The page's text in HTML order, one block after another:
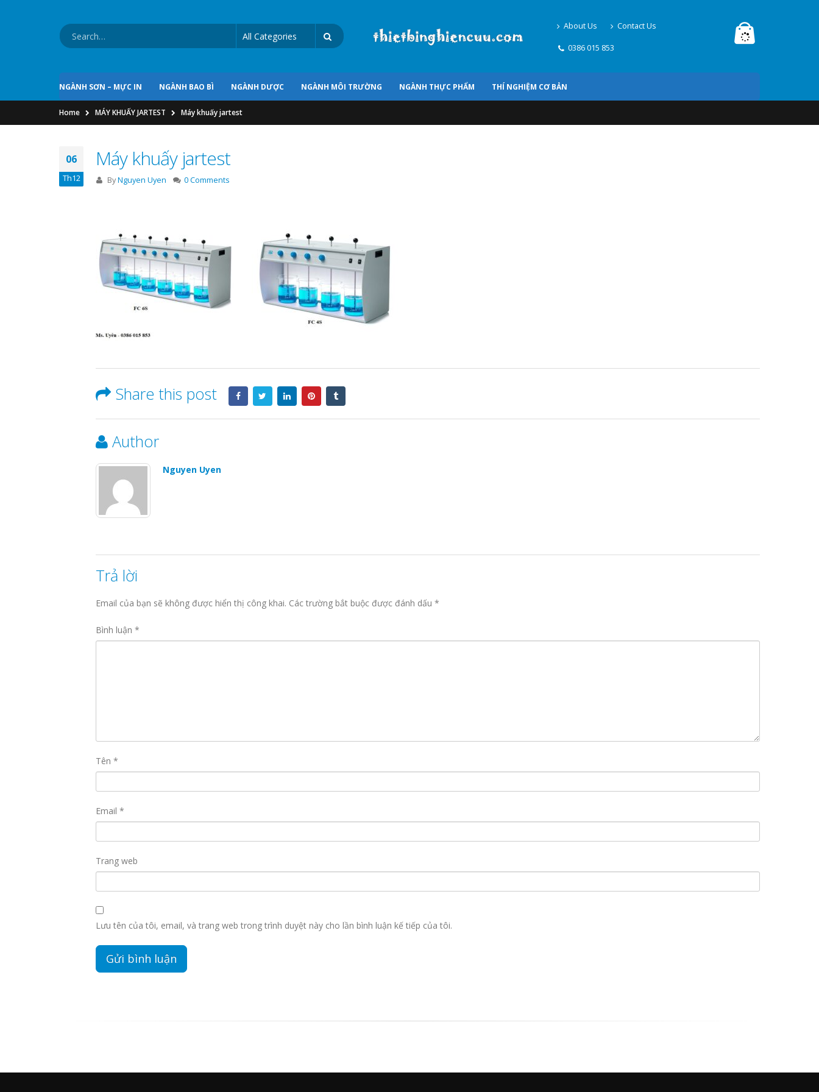
About Us Contact Us
0386 015 853
NGÀNH SƠN – MỰC IN NGÀNH BAO BÌ NGÀNH DƯỢC NGÀNH MÔI TRƯỜNG NGÀNH THỰC PHẨM THÍ NGHIỆM CƠ BẢN
Home MÁY KHUẤY JARTEST Máy khuấy jartest
06
Th12
Máy khuấy jartest
ByNguyen Uyen 0 Comments
Share this post
Author
Nguyen Uyen
Trả lời
Email của bạn sẽ không được hiển thị công khai. Các trường bắt buộc được đánh dấu *
Bình luận *
Tên *
Email *
Trang web
Lưu tên của tôi, email, và trang web trong trình duyệt này cho lần bình luận kế tiếp của tôi.